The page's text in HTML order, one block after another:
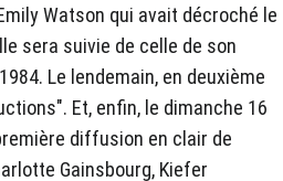
Watson qui avait décroché le
sera suivie de celle de son
Le lendemain, en deuxième
Et, enfin, le dimanche 16
diffusion en clair de
Gainsbourg, Kiefer